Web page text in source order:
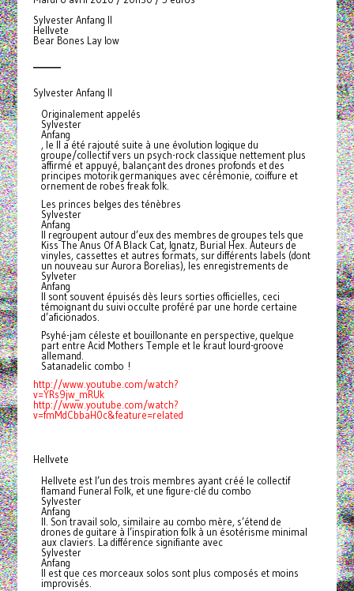
Sylvester Anfang II
Hellvete
Bear Bones Lay low
Sylvester Anfang II
Originalement appelés
Sylvester
Anfang
, le II a été rajouté suite à une évolution logique du
groupe/collectif vers un psych-rock classique nettement plus
affirmé et appuyé, balançant des drones profonds et des
principes motorik germaniques avec cérémonie, coiffure et
ornement de robes freak folk.
Les princes belges des ténèbres
Sylvester
Anfang
II regroupent autour d’eux des membres de groupes tels que
Kiss The Anus Of A Black Cat, Ignatz, Burial Hex. Auteurs de
vinyles, cassettes et autres formats, sur différents labels (dont
un nouveau sur Aurora Borelias), les enregistrements de
Sylveter
Anfang
II sont souvent épuisés dès leurs sorties officielles, ceci
témoignant du suivi occulte proféré par une horde certaine
d’aficionados.
Psyhé-jam céleste et bouillonante en perspective, quelque
part entre Acid Mothers Temple et le kraut lourd-groove
allemand.
Satanadelic combo !
http://www.youtube.com/watch?
v=YRs9jw_mRUk
http://www.youtube.com/watch?
v=fmMdCbbaH0c&feature=related
Hellvete
Hellvete est l’un des trois membres ayant créé le collectif
flamand Funeral Folk, et une figure-clé du combo
Sylvester
Anfang
II. Son travail solo, similaire au combo mère, s’étend de
drones de guitare à l’inspiration folk à un ésotérisme minimal
aux claviers. La différence signifiante avec
Sylvester
Anfang
II est que ces morceaux solos sont plus composés et moins
improvisés.